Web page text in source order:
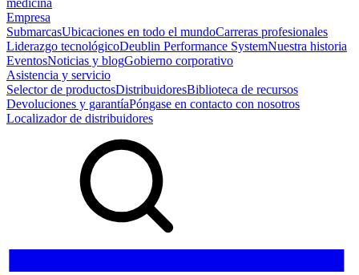
medicina
Empresa
SubmarcasUbicaciones en todo el mundoCarreras profesionales
Liderazgo tecnológicoDeublin Performance SystemNuestra historia
EventosNoticias y blogGobierno corporativo
Asistencia y servicio
Selector de productosDistribuidoresBiblioteca de recursos
Devoluciones y garantíaPóngase en contacto con nosotros
Localizador de distribuidores